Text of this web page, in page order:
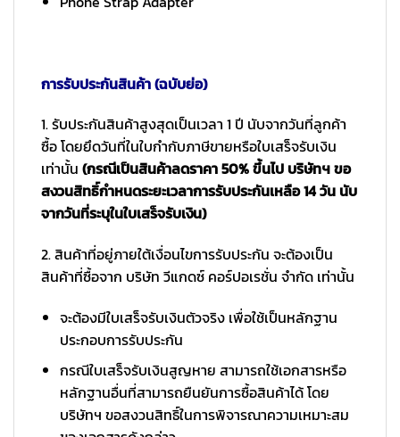
การรับประกันสินค้า (ฉบับย่อ)
1. รับประกันสินค้าสูงสุดเป็นเวลา 1 ปี นับจากวันที่ลูกค้า
ซื้อ โดยยึดวันที่ในใบกำกับภาษีขายหรือใบเสร็จรับเงิน
เท่านั้น (กรณีเป็นสินค้าลดราคา 50% ขึ้นไป บริษัทฯ ขอ
สงวนสิทธิ์กำหนดระยะเวลาการรับประกันเหลือ 14 วัน นับ
จากวันที่ระบุในใบเสร็จรับเงิน)
2. สินค้าที่อยู่ภายใต้เงื่อนไขการรับประกัน จะต้องเป็น
สินค้าที่ซื้อจาก บริษัท วีแกดซ์ คอร์ปอเรชั่น จำกัด เท่านั้น
จะต้องมีใบเสร็จรับเงินตัวจริง เพื่อใช้เป็นหลักฐาน
ประกอบการรับประกัน
กรณีใบเสร็จรับเงินสูญหาย สามารถใช้เอกสารหรือ
หลักฐานอื่นที่สามารถยืนยันการซื้อสินค้าได้ โดย
บริษัทฯ ขอสงวนสิทธิ์ในการพิจารณาความเหมาะสม